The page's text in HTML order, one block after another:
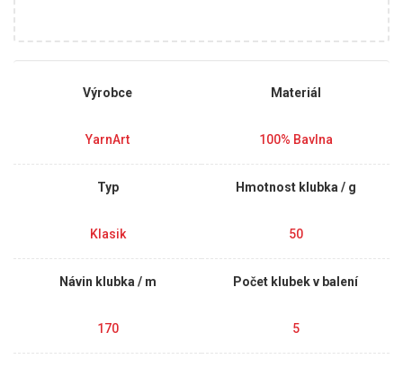
Výrobce
YarnArt
Materiál
100% Bavlna
Typ
Klasik
Hmotnost klubka / g
50
Návin klubka / m
170
Počet klubek v balení
5